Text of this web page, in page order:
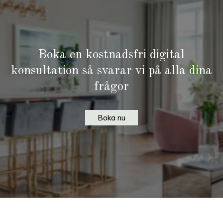
månader.
Boka en kostnadsfri digital
konsultation så svarar vi på alla dina
frågor
Boka nu